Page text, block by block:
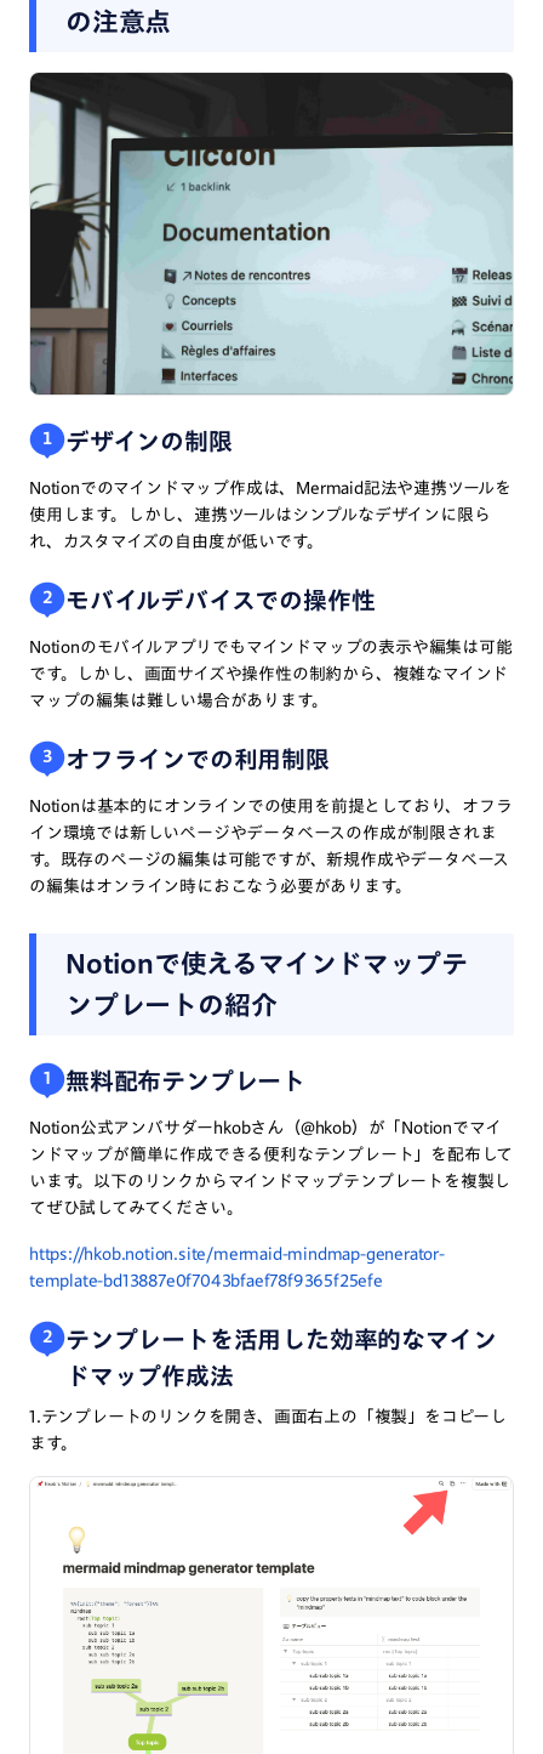
の注意点
１ デザインの制限
Notionでのマインドマップ作成は、Mermaid記法や連携ツールを
使用します。しかし、連携ツールはシンプルなデザインに限ら
れ、カスタマイズの自由度が低いです。
2 モバイルデバイスでの操作性
Notionのモバイルアプリでもマインドマップの表示や編集は可能
です。しかし、画面サイズや操作性の制約から、複雑なマインド
マップの編集は難しい場合があります。
3 オフラインでの利用制限
Notionは基本的にオンラインでの使用を前提としており、オフラ
イン環境では新しいページやデータベースの作成が制限されま
す。既存のページの編集は可能ですが、新規作成やデータベース
の編集はオンライン時におこなう必要があります。
Notionで使えるマインドマップテ
ンプレートの紹介
1 無料配布テンプレート
Notion公式アンバサダーhkobさん（@hkob）が「Notionでマイ
ンドマップが簡単に作成できる便利なテンプレート」を配布して
います。以下のリンクからマインドマップテンプレートを複製し
てぜひ試してみてください。
https://hkob.notion.site/mermaid-mindmap-generator-
template-bd13887e0f7043bfaef78f9365f25efe
2
テンプレートを活用した効率的なマイン
ドマップ作成法
1.テンプレートのリンクを開き、画面右上の「複製」をコピーし
ます。